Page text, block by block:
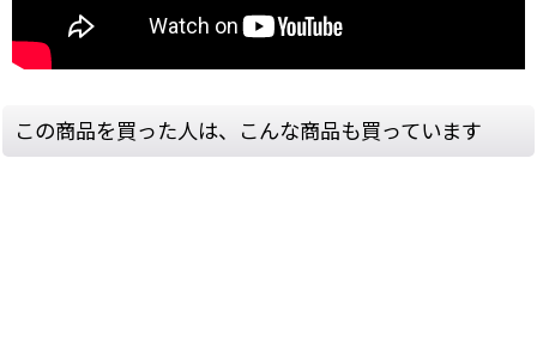
この商品を買った人は、こんな商品も買っています